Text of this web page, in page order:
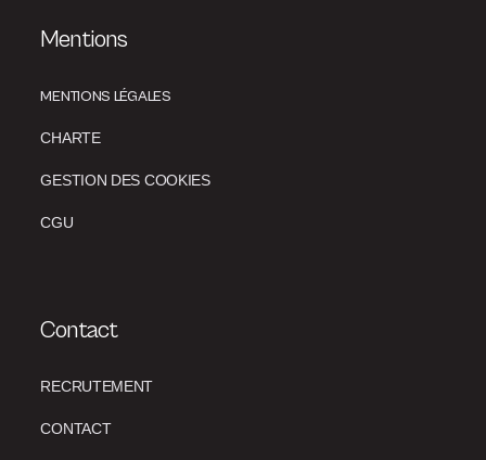
Mentions
MENTIONS LÉGALES
CHARTE
GESTION DES COOKIES
CGU
Contact
RECRUTEMENT
CONTACT